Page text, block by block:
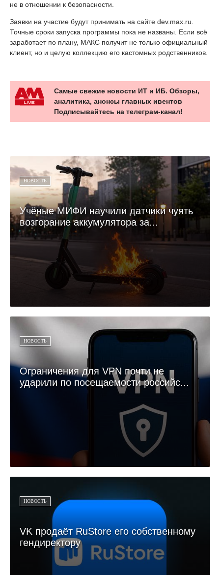
не в отношении к безопасности.
Заявки на участие будут принимать на сайте dev.max.ru.
Точные сроки запуска программы пока не названы. Если всё
заработает по плану, МАКС получит не только официальный
клиент, но и целую коллекцию его кастомных родственников.
Самые свежие новости ИТ и ИБ. Обзоры,
аналитика, анонсы главных ивентов
Подписывайтесь на телеграм-канал!
НОВОСТЬ
Учёные МИФИ научили датчики чуять
возгорание аккумулятора за...
НОВОСТЬ
Ограничения для VPN почти не
ударили по посещаемости российс...
НОВОСТЬ
VK продаёт RuStore его собственному
гендиректору